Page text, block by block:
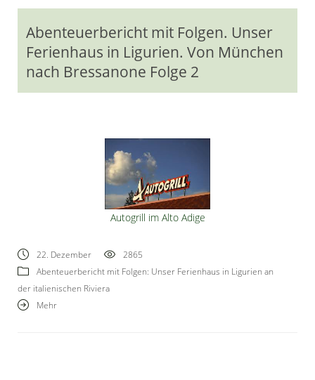
Abenteuerbericht mit Folgen. Unser
Ferienhaus in Ligurien. Von München
nach Bressanone Folge 2
Autogrill im Alto Adige
22. Dezember
2865
Abenteuerbericht mit Folgen: Unser Ferienhaus in Ligurien an
der italienischen Riviera
Mehr